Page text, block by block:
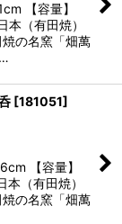
【容量】
（有田焼）
の名窯「畑萬
[181051]
【容量】
（有田焼）
の名窯「畑萬